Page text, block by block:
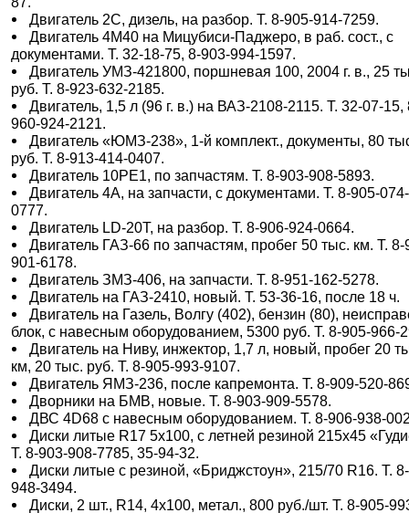
Двигатель 2С, дизель, на разбор. Т. 8-905-914-7259.
Двигатель 4М40 на Мицубиси-Паджеро, в раб. сост., с
документами. Т. 32-18-75, 8-903-994-1597.
Двигатель УМЗ-421800, поршневая 100, 2004 г. в., 25
руб. Т. 8-923-632-2185.
Двигатель, 1,5 л (96 г. в.) на ВАЗ-2108-2115. Т. 32-07-15,
960-924-2121.
Двигатель «ЮМЗ-238», 1-й комплект., документы, 80
руб. Т. 8-913-414-0407.
Двигатель 10РЕ1, по запчастям. Т. 8-903-908-5893.
Двигатель 4А, на запчасти, с документами. Т. 8-905-074-
0777.
Двигатель LD-20T, на разбор. Т. 8-906-924-0664.
Двигатель ГАЗ-66 по запчастям, пробег 50 тыс. км. Т. 8-
901-6178.
Двигатель ЗМЗ-406, на запчасти. Т. 8-951-162-5278.
Двигатель на ГАЗ-2410, новый. Т. 53-36-16, после 18 ч.
Двигатель на Газель, Волгу (402), бензин (80),
блок, с навесным оборудованием, 5300 руб. Т. 8-905-966-
Двигатель на Ниву, инжектор, 1,7 л, новый, пробег 20
км, 20 тыс. руб. Т. 8-905-993-9107.
Двигатель ЯМЗ-236, после капремонта. Т. 8-909-520-
Дворники на БМВ, новые. Т. 8-903-909-5578.
ДВС 4D68 с навесным оборудованием. Т. 8-906-938-
Диски литые R17 5х100, с летней резиной 215х45
Т. 8-903-908-7785, 35-94-32.
Диски литые с резиной, «Бриджстоун», 215/70 R16. Т.
948-3494.
Диски, 2 шт., R14, 4х100, метал., 800 руб./шт. Т. 8-905-